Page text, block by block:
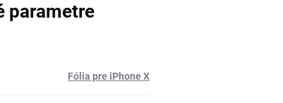
parametre
Fólia pre iPhone X